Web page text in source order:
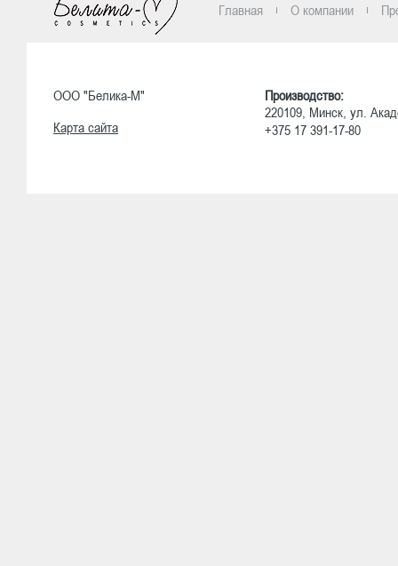
Главная О компании
ООО "Белика-М"
Карта сайта
Производство:
220109, Минск, ул.
+375 17 391-17-80